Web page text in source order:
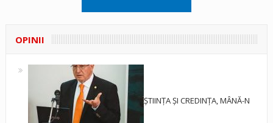
OPINII
ȘTIINȚA ȘI CREDINȚA, MÂNĂ-N